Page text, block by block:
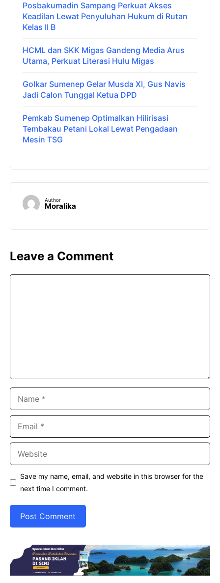
Posbakumadin Sampang Perkuat Akses
Keadilan Lewat Penyuluhan Hukum di Rutan
Kelas II B
HCML dan SKK Migas Gandeng Media Arus
Utama, Perkuat Literasi Hulu Migas
Golkar Sumenep Gelar Musda XI, Gus Navis
Jadi Calon Tunggal Ketua DPD
Pemkab Sumenep Optimalkan Hilirisasi
Tembakau Petani Lokal Lewat Pengadaan
Mesin TSG
Author
Moralika
Leave a Comment
Save my name, email, and website in this browser for the
next time I comment.